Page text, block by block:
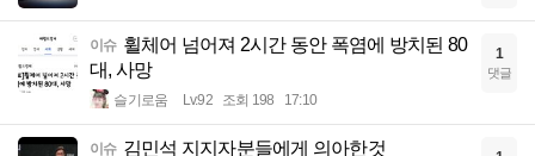
이슈 휠체어 넘어져 2시간 동안 폭염에 방치된 80
대, 사망
슬기로움 Lv.92 조회 198 17:10
1
댓글
이슈 김민석 지지자분들에게 의아한것